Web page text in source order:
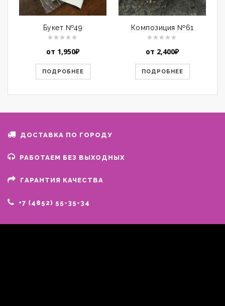
Букет №49
от 1,950₽
ПОДРОБНЕЕ
Композиция №61
от 2,400₽
ПОДРОБНЕЕ
ДОСТАВКА ПО ГОРОДУ
РАБОТАЕМ БЕЗ ВЫХОДНЫХ
ГАРАНТИЯ КАЧЕСТВА
+7 (4852) 55-35-34